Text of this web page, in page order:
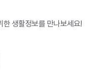
생활정보를 만나보세요!